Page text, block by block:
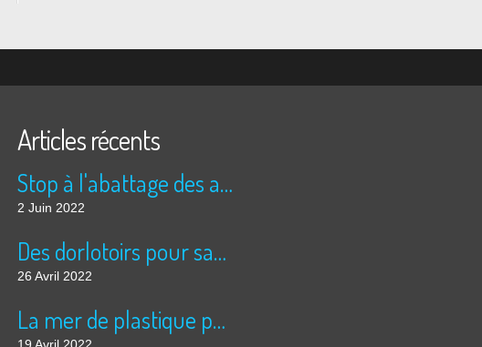
Articles récents
Stop à l'abattage des arbres!!!!
2 Juin 2022
Des dorlotoirs pour sauver les abeilles sauvages....
26 Avril 2022
La mer de plastique pour légumes à échelle inhumaine, à Almeria: 5 fois la superficie de Paris....